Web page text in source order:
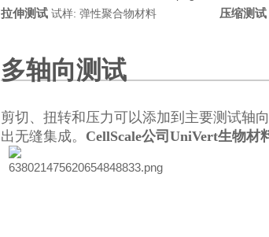
拉伸测试 试样: 弹性聚合物材料 压缩测试
多轴向测试
剪切、扭转和压力可以添加到主要测试轴
出无缝集成。 CellScale公司UniVert生物材